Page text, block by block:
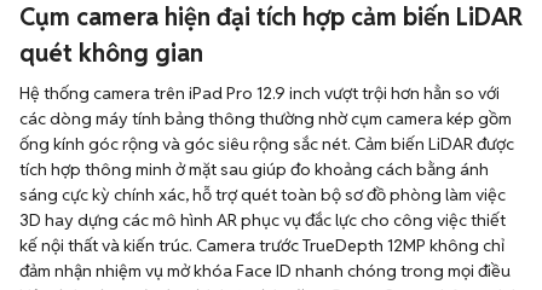
Cụm camera hiện đại tích hợp cảm biến LiDAR
quét không gian
Hệ thống camera trên iPad Pro 12.9 inch vượt trội hơn hẳn so với
các dòng máy tính bảng thông thường nhờ cụm camera kép gồm
ống kính góc rộng và góc siêu rộng sắc nét. Cảm biến LiDAR được
tích hợp thông minh ở mặt sau giúp đo khoảng cách bằng ánh
sáng cực kỳ chính xác, hỗ trợ quét toàn bộ sơ đồ phòng làm việc
3D hay dựng các mô hình AR phục vụ đắc lực cho công việc thiết
kế nội thất và kiến trúc. Camera trước TrueDepth 12MP không chỉ
đảm nhận nhiệm vụ mở khóa Face ID nhanh chóng trong mọi điều